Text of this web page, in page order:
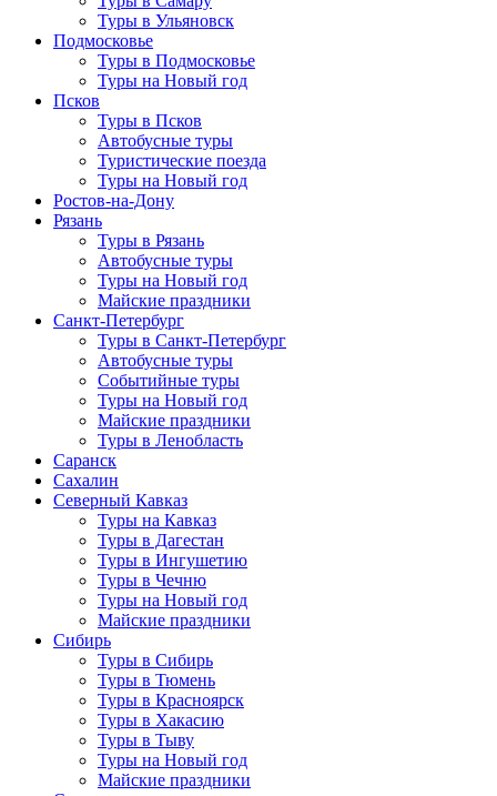
Туры в Ульяновск
Подмосковье
Туры в Подмосковье
Туры на Новый год
Псков
Туры в Псков
Автобусные туры
Туристические поезда
Туры на Новый год
Ростов-на-Дону
Рязань
Туры в Рязань
Автобусные туры
Туры на Новый год
Майские праздники
Санкт-Петербург
Туры в Санкт-Петербург
Автобусные туры
Событийные туры
Туры на Новый год
Майские праздники
Туры в Ленобласть
Саранск
Сахалин
Северный Кавказ
Туры на Кавказ
Туры в Дагестан
Туры в Ингушетию
Туры в Чечню
Туры на Новый год
Майские праздники
Сибирь
Туры в Сибирь
Туры в Тюмень
Туры в Красноярск
Туры в Хакасию
Туры в Тыву
Туры на Новый год
Майские праздники